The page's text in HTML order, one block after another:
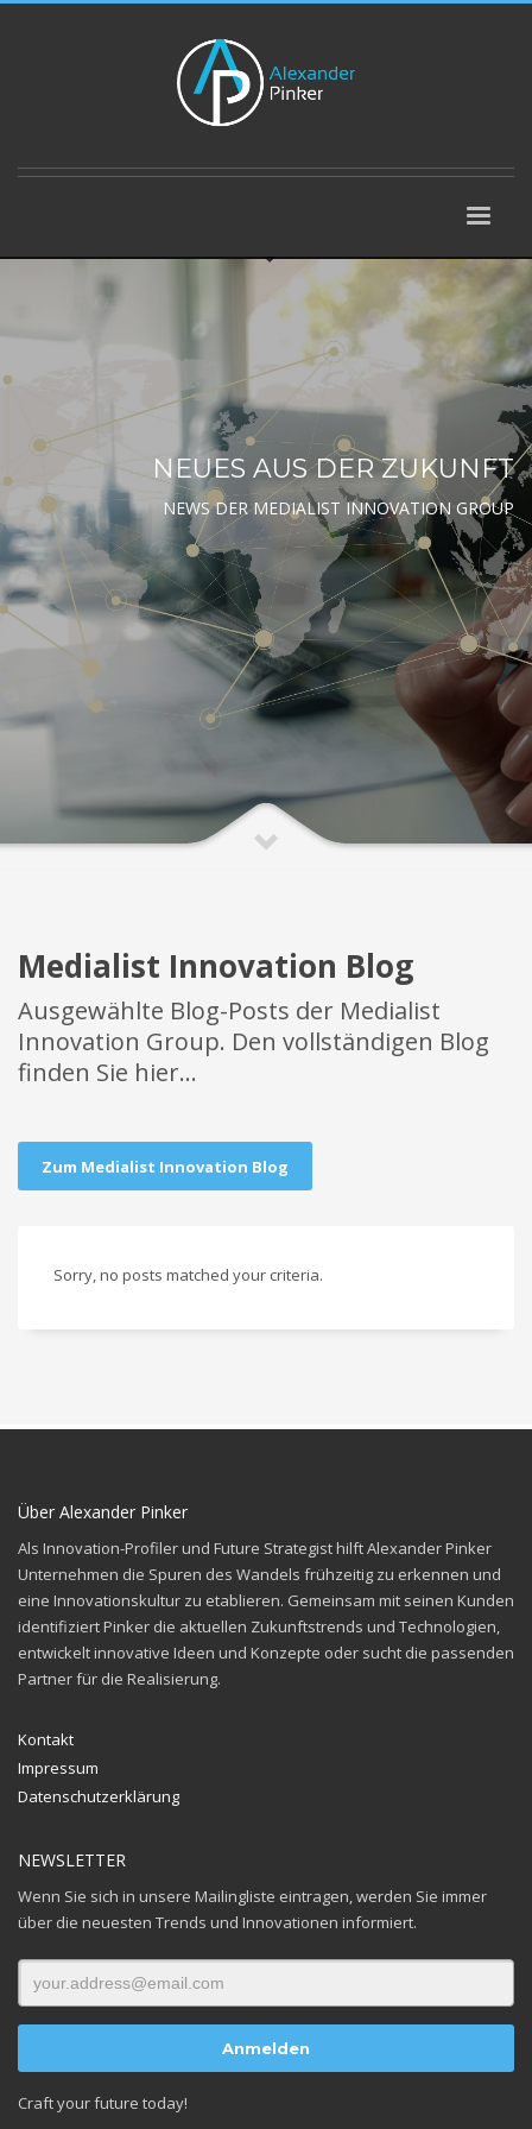
NEUES AUS DER ZUKUNFT
NEWS DER MEDIALIST INNOVATION GROUP
Medialist Innovation Blog
Ausgewählte Blog-Posts der Medialist
Innovation Group. Den vollständigen Blog
finden Sie hier...
Zum Medialist Innovation Blog
Sorry, no posts matched your criteria.
Über Alexander Pinker
Als Innovation-Profiler und Future Strategist hilft Alexander Pinker
Unternehmen die Spuren des Wandels frühzeitig zu erkennen und
eine Innovationskultur zu etablieren. Gemeinsam mit seinen Kunden
identifiziert Pinker die aktuellen Zukunftstrends und Technologien,
entwickelt innovative Ideen und Konzepte oder sucht die passenden
Partner für die Realisierung.
Kontakt
Impressum
Datenschutzerklärung
NEWSLETTER
Wenn Sie sich in unsere Mailingliste eintragen, werden Sie immer
über die neuesten Trends und Innovationen informiert.
Craft your future today!